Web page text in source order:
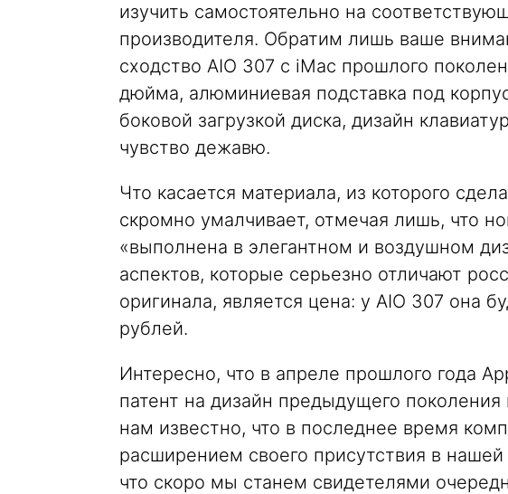
изучить самостоятельно на
производителя. Обратим лишь ваше
сходство AIO 307 с iMac прошлого
дюйма, алюминиевая подставка под
боковой загрузкой диска, дизайн
чувство дежавю.
Что касается материала, из которого
скромно умалчивает, отмечая лишь, что
«выполнена в элегантном и воздушном
аспектов, которые серьезно отличают
оригинала, является цена: у AIO 307 она
рублей.
Интересно, что в апреле прошлого года
патент на дизайн предыдущего
нам известно, что в последнее время
расширением своего присутствия в
что скоро мы станем свидетелями